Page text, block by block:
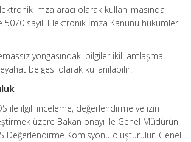
imza aracı olarak kullanılmasında
sayılı Elektronik İmza Kanunu hükümleri
yongasındaki bilgiler ikili antlaşma
belgesi olarak kullanılabilir.
ile ilgili inceleme, değerlendirme ve izin
üzere Bakan onayı ile Genel Müdürün
Değerlendirme Komisyonu oluşturulur. Genel